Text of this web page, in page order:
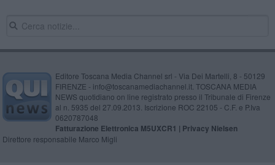
Editore Toscana Media Channel srl - Via Dei Martelli, 8 - 50129
FIRENZE - info@toscanamediachannel.it. TOSCANA MEDIA
NEWS quotidiano on line registrato presso il Tribunale di Firenze
al n. 5935 del 27.09.2013. Iscrizione ROC 22105 - C.F. e P.Iva
0620787048
Fatturazione Elettronica M5UXCR1 | Privacy Nielsen
Direttore responsabile Marco Migli